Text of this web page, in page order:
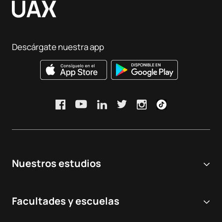
Nuestros estudios
Grados Universitarios
Facultades y escuelas
Descárgate nuestra app